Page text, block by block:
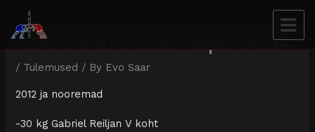
XXXII Kehtna Liud. Rapla 30.04.
/ Tulemused / By Evo Saar
2012 ja nooremad
-30 kg Gabriel Reiljan V koht